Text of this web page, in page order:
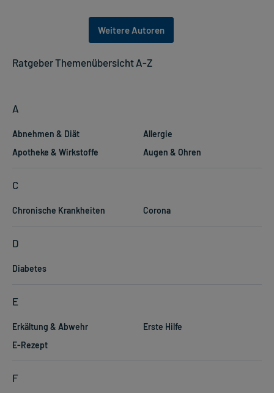
Weitere Autoren
Ratgeber Themenübersicht A-Z
A
Abnehmen & Diät
Allergie
Apotheke & Wirkstoffe
Augen & Ohren
C
Chronische Krankheiten Corona
D
Diabetes
E
Erkältung & Abwehr
Erste Hilfe
E-Rezept
F